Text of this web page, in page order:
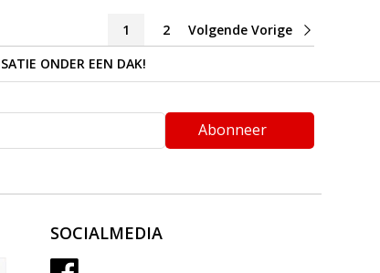
1 2
Volgende Vorige
ONDER EEN DAK!
Abonneer
SOCIALMEDIA